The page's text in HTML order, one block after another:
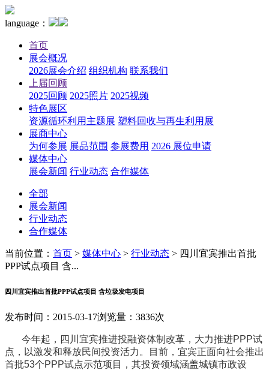
language：
首页
展会概况
2026展会介绍 组织机构 联系我们
上届回顾
2025回顾 2025照片 2025视频
特色展区
资源循环利用主题展 塑料回收与再生利用展
展商中心
为何参展 展品范围 参展费用 2026 展位申请
媒体中心
展会新闻 行业动态 合作媒体
全部
展会新闻
行业动态
合作媒体
当前位置： 首页 > 媒体中心 > 行业动态 > 四川宜宾推出首批
PPP试点项目 含...
四川宜宾推出首批PPP试点项目 含垃圾发电项目
发布时间：2015-03-17浏览量：3836次
今年起，四川宜宾推进投融资体制改革，大力推进PPP试
点，以激发和释放民间投资活力。目前，宜宾正面向社会推出
首批53个PPP试点示范项目，其投资领域涵盖城镇市政设